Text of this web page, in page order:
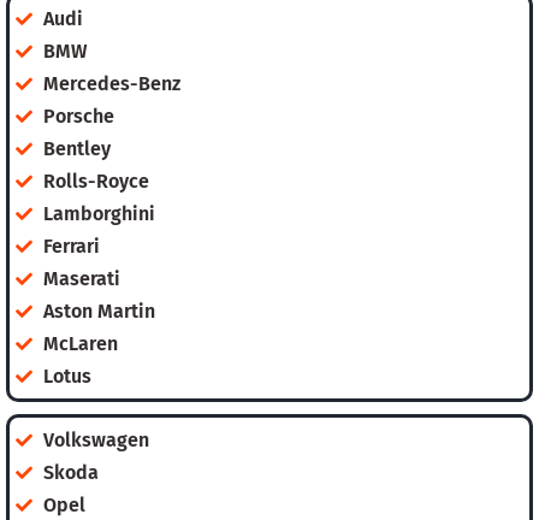
Audi
BMW
Mercedes-Benz
Porsche
Bentley
Rolls-Royce
Lamborghini
Ferrari
Maserati
Aston Martin
McLaren
Lotus
Volkswagen
Skoda
Opel